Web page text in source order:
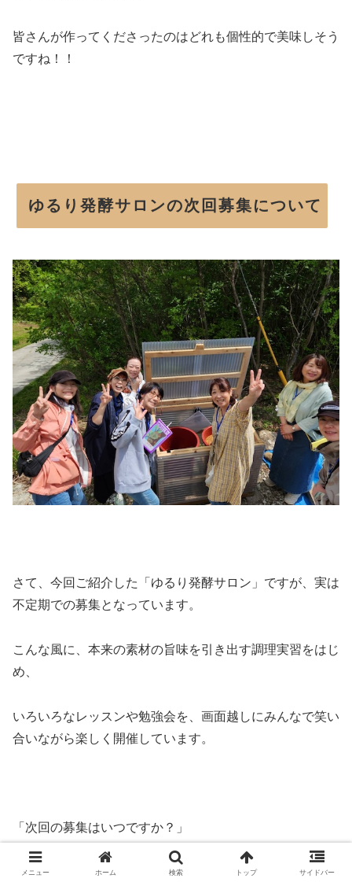
皆さんが作ってくださったのはどれも個性的で美味しそう
ですね！！
ゆるり発酵サロンの次回募集について
さて、今回ご紹介した「ゆるり発酵サロン」ですが、実は
不定期での募集となっています。
こんな風に、本来の素材の旨味を引き出す調理実習をはじ
め、
いろいろなレッスンや勉強会を、画面越しにみんなで笑い
合いながら楽しく開催しています。
「次回の募集はいつですか？」
「私も参加してみたいです！」
メニュー ホーム 検索 トップ サイドバー